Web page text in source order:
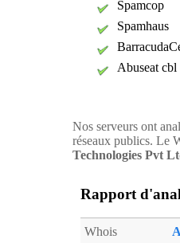
Spamcop
Spamhaus
Abuseat cbl
Nos serveurs ont
réseaux publics. Le
Technologies Pvt
Rapport
Whois